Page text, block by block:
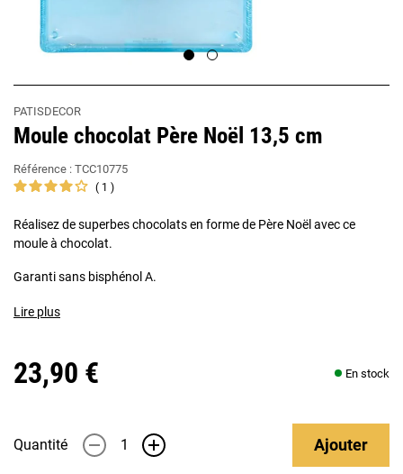
PATISDECOR
Moule chocolat Père Noël 13,5 cm
Référence : TCC10775
1
Réalisez de superbes chocolats en forme de Père Noël avec ce
moule à chocolat.
Garanti sans bisphénol A.
Lire plus
23,90 € En stock
Quantité - + Ajouter